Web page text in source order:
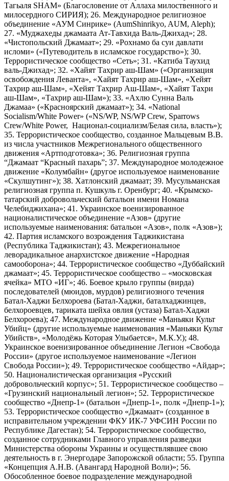
Тагьаля SHAM» (Благословение от Аллаха милоственного и
милосердного СИРИЯ); 26. Международное религиозное
объединение «АУМ Синрике» (AumShinrikyo, AUM, Aleph);
27. «Муджахеды джамаата Ат-Тавхида Валь-Джихад»; 28.
«Чистопольский Джамаат»; 29. «Рохнамо ба суи давлати
исломи» («Путеводитель в исламское государство»); 30.
Террористическое сообщество «Сеть»; 31. «Катиба Таухид
валь-Джихад»; 32. «Хайят Тахрир аш-Шам» («Организация
освобождения Леванта», «Хайят Тахрир аш-Шам», «Хейят
Тахрир аш-Шам», «Хейят Тахрир Аш-Шам», «Хайят Тахри
аш-Шам», «Тахрир аш-Шам»); 33. «Ахлю Сунна Валь
Джамаа» («Красноярский джамаат»); 34. «National
Socialism/White Power» («NS/WP, NS/WP Crew, Sparrows
Crew/White Power, Национал-социализм/Белая сила, власть»);
35. Террористическое сообщество, созданное Мальцевым В.В.
из числа участников Межрегионального общественного
движения «Артподготовка»; 36. Религиозная группа
“Джамаат “Красный пахарь”; 37. Международное молодежное
движение «Колумбайн» (другое используемое наименование
«Скулшутинг»); 38. Хатлонский джамаат; 39. Мусульманская
религиозная группа п. Кушкуль г. Оренбург; 40. «Крымско-
татарский добровольческий батальон имени Номана
Челебиджихана»; 41. Украинское военизированное
националистическое объединение «Азов» (другие
используемые наименования: батальон «Азов», полк «Азов»);
42. Партия исламского возрождения Таджикистана
(Республика Таджикистан); 43. Межрегиональное
леворадикальное анархистское движение «Народная
самооборона»; 44. Террористическое сообщество «Дуббайский
джамаат»; 45. Террористическое сообщество – «московская
ячейка» МТО «ИГ»; 46. Боевое крыло группы (вирда)
последователей (мюидов, мурдов) религиозного течения
Батал-Хаджи Белхороева (Батал-Хаджи, баталхаджинцев,
белхороевцев, тариката шейха овлия (устаза) Батал-Хаджи
Белхороева); 47. Международное движение «Маньяки Культ
Убийц» (другие используемые наименования «Маньяки Культ
Убийств», «Молодёжь Которая Улыбается», М.К.У.); 48.
Украинское военизированное объединение Легион «Свобода
России» (другое используемое наименование «Легион
Свобода России»); 49. Террористическое сообщество «Айдар»;
50. Националистическая организация «Русский
добровольческий корпус»; 51. Террористическое сообщество –
«Грузинский национальный легион»; 52. Террористическое
сообщество «Днепр-1» (батальон «Днепр-1», полк «Днепр-1»);
53. Террористическое сообщество «Джамаат» (созданное в
исправительном учреждении ФКУ ИК-7 УФСИН России по
Республике Дагестан); 54. Террористическое сообщество,
созданное сотрудниками Главного управления разведки
Министерства обороны Украины и осуществлявшее свою
деятельность в г. Энергодаре Запорожской области; 55. Группа
«Концепция А.Н.В. (Авангард Народной Воли)»; 56.
Обособленное боевое подразделение международной